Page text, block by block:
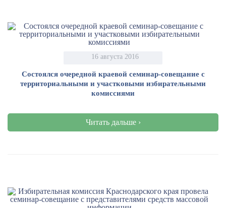
16 августа 2016
Состоялся очередной краевой семинар-совещание с
территориальными и участковыми избирательными
комиссиями
Читать дальше ›